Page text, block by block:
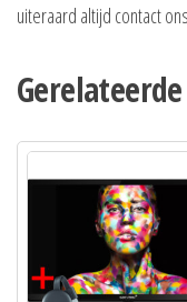
uiteraard altijd contact